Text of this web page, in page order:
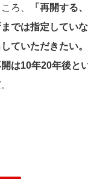
ろ、
「再開する
では指定してい
ていただきたい
は10年20年後と